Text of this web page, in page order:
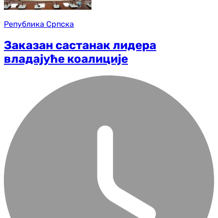
Република Српска
Заказан састанак лидера
владајуће коалиције